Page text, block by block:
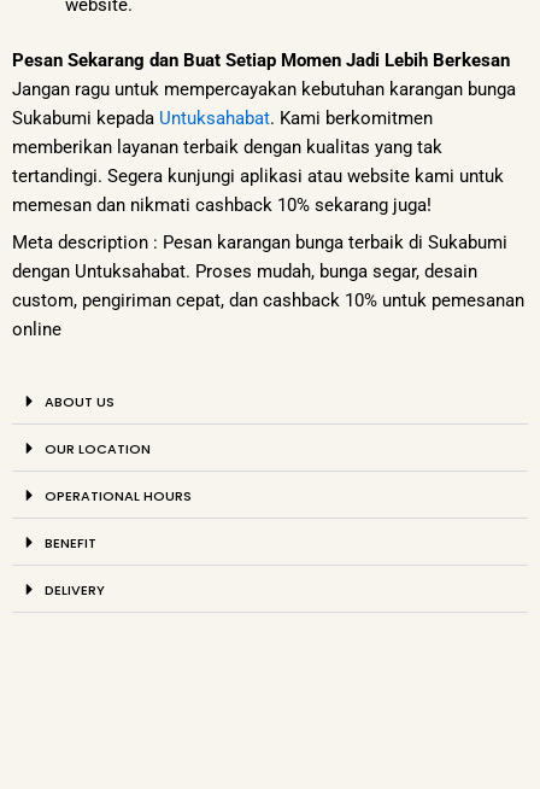
website.
Pesan Sekarang dan Buat Setiap Momen Jadi Lebih Berkesan
Jangan ragu untuk mempercayakan kebutuhan karangan bunga
Sukabumi kepada Untuksahabat. Kami berkomitmen
memberikan layanan terbaik dengan kualitas yang tak
tertandingi. Segera kunjungi aplikasi atau website kami untuk
memesan dan nikmati cashback 10% sekarang juga!
Meta description : Pesan karangan bunga terbaik di Sukabumi
dengan Untuksahabat. Proses mudah, bunga segar, desain
custom, pengiriman cepat, dan cashback 10% untuk pemesanan
online
ABOUT US
OUR LOCATION
OPERATIONAL HOURS
BENEFIT
DELIVERY